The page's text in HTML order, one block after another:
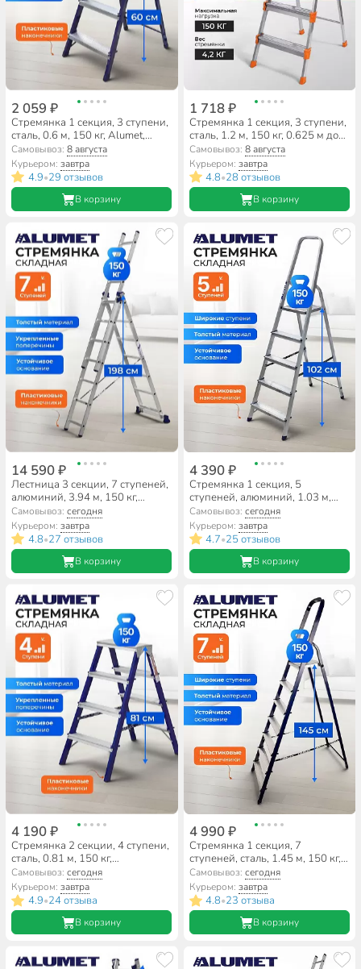
2 059 ₽
Стремянка 1 секция, 3 ступени,
сталь, 0.6 м, 150 кг, Alumet,
М8403
Самовывоз:8 августа
Курьером:завтра
4.9•29 отзывов
В корзину
1 718 ₽
Стремянка 1 секция, 3 ступени,
сталь, 1.2 м, 150 кг, 0.625 м до
платформы, Nika, СМ3
Самовывоз: 8 августа
Курьером: завтра
4.8•28 отзывов
В корзину
14 590 ₽
Лестница 3 секции, 7 ступеней,
алюминий, 3.94 м, 150 кг,
Alumet, 5307
Самовывоз:сегодня
Курьером:завтра
4.8•27 отзывов
В корзину
4 390 ₽
Стремянка 1 секция, 5
ступеней, алюминий, 1.03 м,
150 кг, рифленые ступени,
Alumet, AM705
Самовывоз: сегодня
Курьером: завтра
4.7•25 отзывов
В корзину
4 190 ₽
Стремянка 2 секции, 4 ступени,
сталь, 0.81 м, 150 кг,
двусторонняя, Alumet, MD8204
Самовывоз:сегодня
Курьером:завтра
4.9•24 отзыва
В корзину
4 990 ₽
Стремянка 1 секция, 7
ступеней, сталь, 1.45 м, 150 кг,
Alumet, М8407
Самовывоз: сегодня
Курьером: завтра
4.8•23 отзыва
В корзину